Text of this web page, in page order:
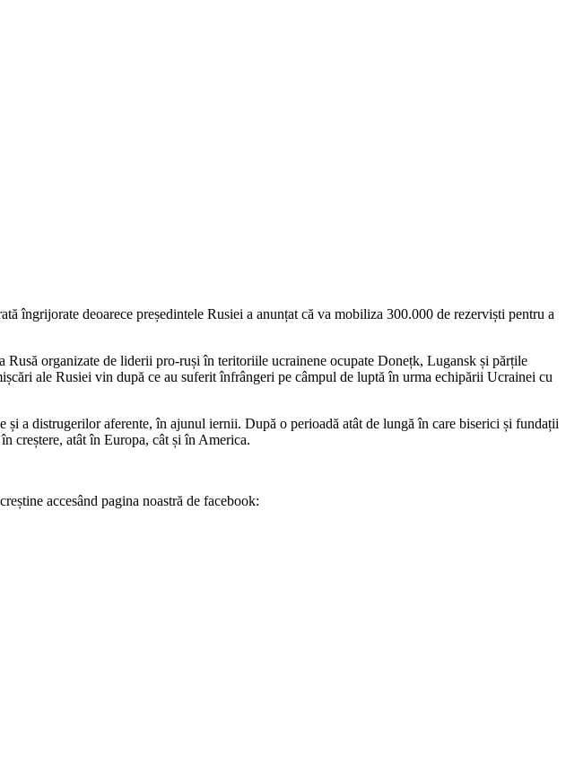
îngrijorate deoarece președintele Rusiei a anunțat că va mobiliza 300.000 de rezerviști pentru a
organizate de liderii pro-ruși în teritoriile ucrainene ocupate Donețk, Lugansk și părțile
ale Rusiei vin după ce au suferit înfrângeri pe câmpul de luptă în urma echipării Ucrainei cu
a distrugerilor aferente, în ajunul iernii. După o perioadă atât de lungă în care biserici și fundații
creștere, atât în Europa, cât și în America.
accesând pagina noastră de facebook: